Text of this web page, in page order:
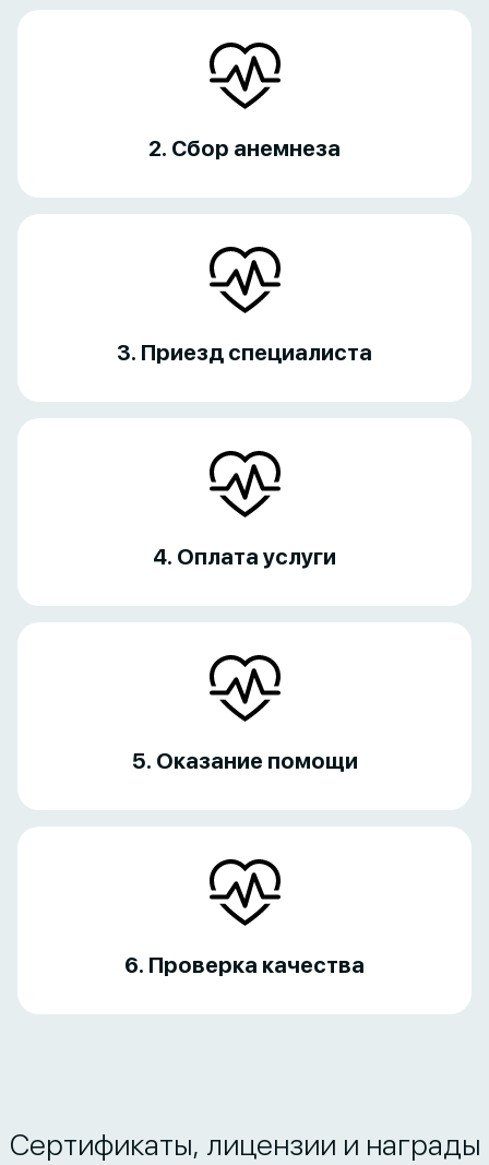
2. Сбор анемнеза
3. Приезд специалиста
4. Оплата услуги
5. Оказание помощи
6. Проверка качества
Сертификаты, лицензии и награды